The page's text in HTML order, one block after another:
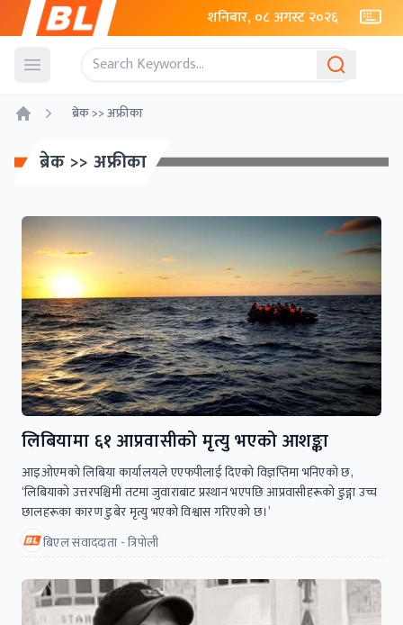
शनिबार, ०८ अगस्ट २०२६
Open menu
ब्रेक >> अफ्रीका
ब्रेक >> अफ्रीका
लिबियामा ६१ आप्रवासीको मृत्यु भएको आशङ्का
आइओएमको लिबिया कार्यालयले एएफपीलाई दिएको विज्ञप्तिमा भनिएको छ,
‘लिबियाको उत्तरपश्चिमी तटमा जुवाराबाट प्रस्थान भएपछि आप्रवासीहरूको डुङ्गा उच्च
छालहरूका कारण डुबेर मृत्यु भएको विश्वास गरिएको छ।’
बिएल संवाददाता - त्रिपोली